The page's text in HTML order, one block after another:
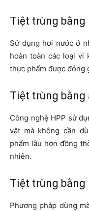
Tiệt trùng bằng
Sử dụng hơi nước ở
hoàn toàn các loại vi
thực phẩm được đóng
Tiệt trùng bằng
Công nghệ HPP sử
vật mà không cần
phẩm lâu hơn đồng
nhiên.
Tiệt trùng bằng
Phương pháp dùng